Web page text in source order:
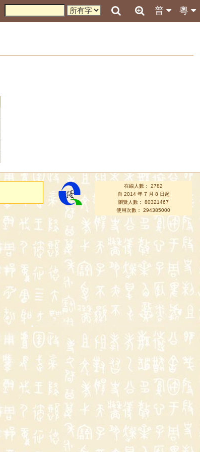
粵
普
在線人數： 2782
自 2014 年 7 月 8 日起
瀏覽人數： 80321467
使用次數： 294385000